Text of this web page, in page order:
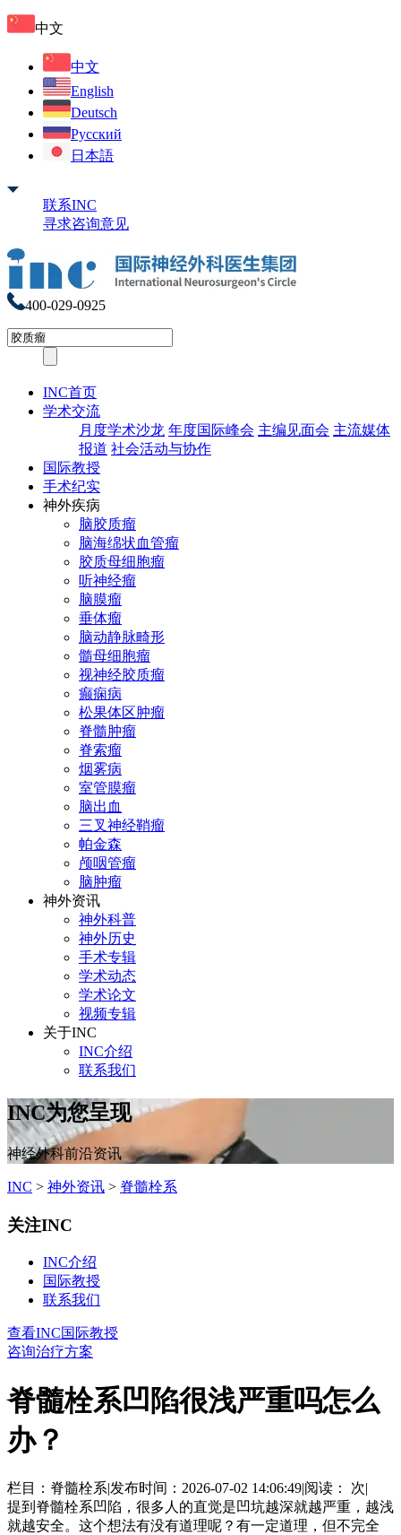
中文
中文
English
Deutsch
Русский
日本語
联系INC
寻求咨询意见
400-029-0925
INC首页
学术交流
月度学术沙龙 年度国际峰会 主编见面会 主流媒体
报道 社会活动与协作
国际教授
手术纪实
神外疾病
脑胶质瘤
脑海绵状血管瘤
胶质母细胞瘤
听神经瘤
脑膜瘤
垂体瘤
脑动静脉畸形
髓母细胞瘤
视神经胶质瘤
癫痫病
松果体区肿瘤
脊髓肿瘤
脊索瘤
烟雾病
室管膜瘤
脑出血
三叉神经鞘瘤
帕金森
颅咽管瘤
脑肿瘤
神外资讯
神外科普
神外历史
手术专辑
学术动态
学术论文
视频专辑
关于INC
INC介绍
联系我们
INC为您呈现
神经外科前沿资讯
INC > 神外资讯 > 脊髓栓系
关注INC
INC介绍
国际教授
联系我们
查看INC国际教授
咨询治疗方案
脊髓栓系凹陷很浅严重吗怎么
办？
栏目：脊髓栓系|发布时间：2026-07-02 14:06:49|阅读： 次|
提到脊髓栓系凹陷，很多人的直觉是凹坑越深就越严重，越浅
就越安全。这个想法有没有道理呢？有一定道理，但不完全